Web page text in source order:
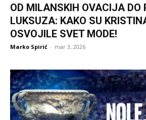
OD MILANSKIH OVACIJA DO
LUKSUZA: KAKO SU
OSVOJILE SVET MODE!
Marko Spirić - mar 3, 2026